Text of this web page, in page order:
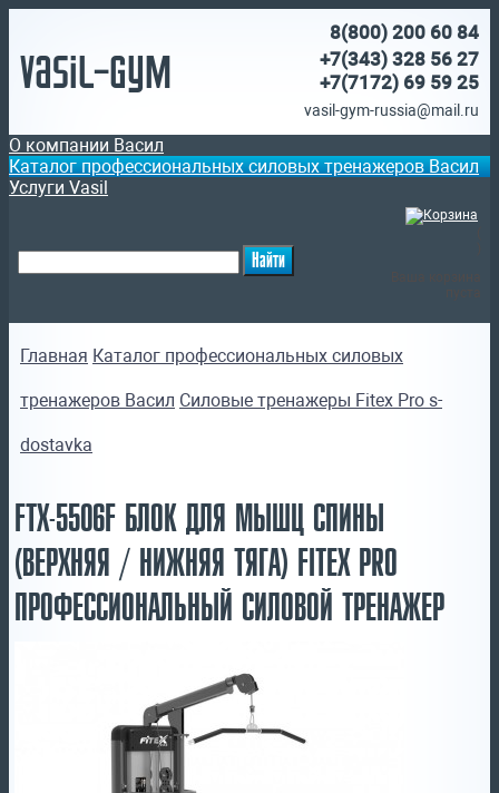
Vasil-Gym
8(800) 200 60 84
+7(343) 328 56 27
+7(7172) 69 59 25
vasil-gym-russia@mail.ru
О компании Васил
Каталог профессиональных силовых тренажеров Васил
Услуги Vasil
Главная Каталог профессиональных силовых
тренажеров Васил Силовые тренажеры Fitex Pro s-
dostavka
FTX-5506F БЛОК ДЛЯ МЫШЦ СПИНЫ
(ВЕРХНЯЯ / НИЖНЯЯ ТЯГА) FITEX PRO
ПРОФЕССИОНАЛЬНЫЙ СИЛОВОЙ ТРЕНАЖЕР